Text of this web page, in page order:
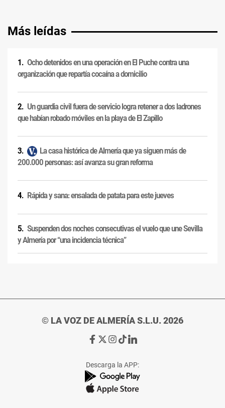
Más leídas
Ocho detenidos en una operación en El Puche contra una
organización que repartía cocaína a domicilio
Un guardia civil fuera de servicio logra retener a dos ladrones
que habían robado móviles en la playa de El Zapillo
La casa histórica de Almería que ya siguen más de
200.000 personas: así avanza su gran reforma
Rápida y sana: ensalada de patata para este jueves
Suspenden dos noches consecutivas el vuelo que une Sevilla
y Almería por “una incidencia técnica”
© LA VOZ DE ALMERÍA S.L.U. 2026
Ir
de
La
Voz
Ir
de
La
Voz
Ir
de
La
Voz
Ir
de
La
Voz
Ir
de
La
Voz
Descarga la APP: